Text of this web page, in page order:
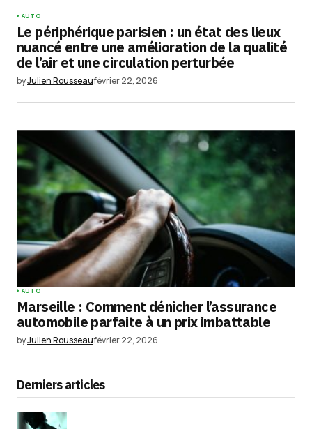
AUTO
Le périphérique parisien : un état des lieux
nuancé entre une amélioration de la qualité
de l’air et une circulation perturbée
byJulien Rousseaufévrier 22, 2026
AUTO
Marseille : Comment dénicher l’assurance
automobile parfaite à un prix imbattable
byJulien Rousseaufévrier 22, 2026
Derniers articles